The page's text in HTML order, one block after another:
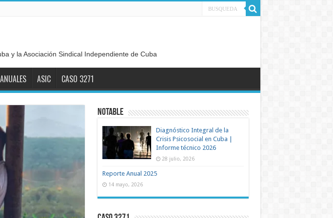
y la Asociación Sindical Independiente de Cuba
ASIC CASO 3271
NOTABLE
Diagnóstico Integral de la
Crisis Psicosocial en Cuba |
Informe técnico 2026
28 julio, 2026
Reporte Anual 2025
14 mayo, 2026